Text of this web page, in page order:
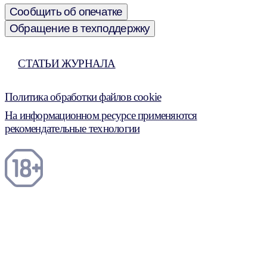
Сообщить об опечатке
Обращение в техподдержку
СТАТЬИ ЖУРНАЛА
Политика обработки файлов cookie
На информационном ресурсе применяются
рекомендательные технологии